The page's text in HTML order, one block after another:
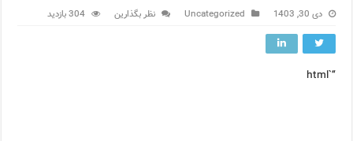
دی 30, 1403 Uncategorized نظر بگذارین 304 بازدید
“`html